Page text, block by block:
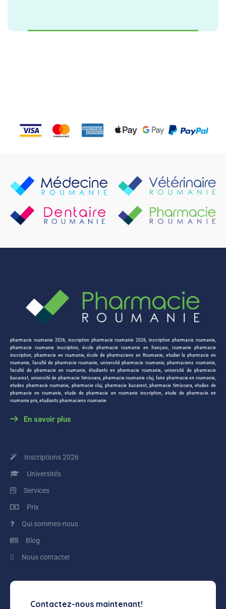
pharmacie roumanie 2026, inscription pharmacie roumanie 2026 ,inscription pharmacie roumanie
pharmacie roumanie inscription
école pharmacie roumanie en français
roumanie pharmacie
inscription pharmacie en roumanie,école de pharmaciens en Roumanie, etudier la pharmacie en
roumanie faculté de pharmacie roumanie université pharmacie roumanie,pharmaciens roumanie
faculté de pharmacie en roumanie, étudiants en pharmacie roumanie ,université de pharmacie
bucarest université de pharmacie timisoara, pharmacie roumanie cluj faire pharmacie en roumanie
etudes pharmacie roumanie pharmacie cluj ,pharmacie bucarest,pharmacie timisoara,etudes de
pharmacie en roumanie ,etude de pharmacie en roumanie inscription, etude de pharmacie en
roumanie prix etudiants pharmaciens roumanie
En savoir plus
Inscriptions 2026
Universités
Services
Prix
Qui sommes-nous
Blog
Nous contacter
Contactez-nous maintenant!